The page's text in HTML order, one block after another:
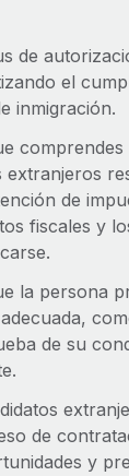
de
el
inmigración.
comprendes
extranjeros
de
fiscales y
la persona
de su
de
y